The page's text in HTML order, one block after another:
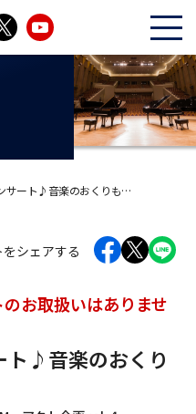
サート♪音楽のおくりも…
シェアする
お取扱いはありませ
ト♪音楽のおくり